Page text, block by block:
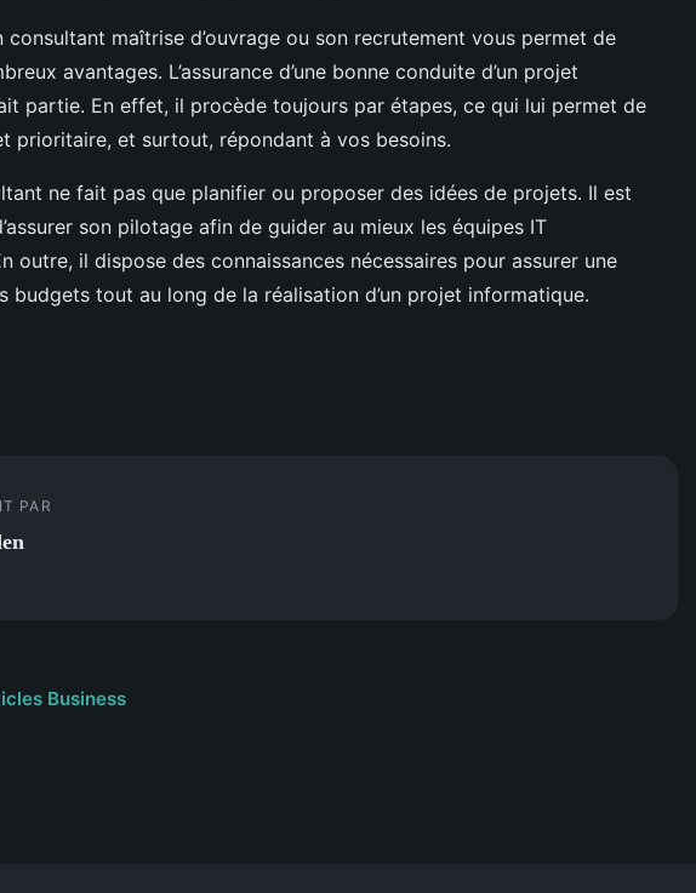
consultant maîtrise d’ouvrage ou son recrutement vous permet de
avantages. L’assurance d’une bonne conduite d’un projet
partie. En effet, il procède toujours par étapes, ce qui lui permet de
prioritaire, et surtout, répondant à vos besoins.
ne fait pas que planifier ou proposer des idées de projets. Il est
son pilotage afin de guider au mieux les équipes IT
outre, il dispose des connaissances nécessaires pour assurer une
budgets tout au long de la réalisation d’un projet informatique.
PAR
Business